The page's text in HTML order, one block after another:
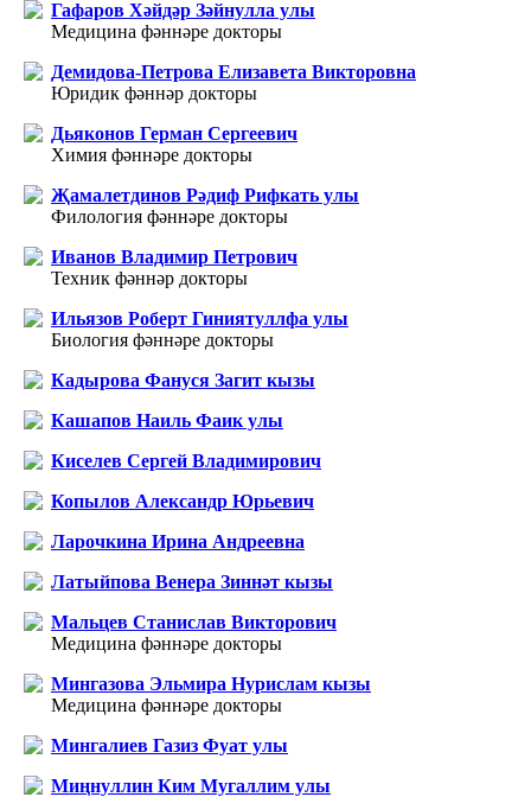
Гафаров Хәйдәр Зәйнулла улы
Медицина фәннәре докторы
Демидова-Петрова Елизавета Викторовна
Юридик фәннәр докторы
Дьяконов Герман Сергеевич
Химия фәннәре докторы
Җамалетдинов Рәдиф Рифкать улы
Филология фәннәре докторы
Иванов Владимир Петрович
Техник фәннәр докторы
Ильязов Роберт Гиниятуллфа улы
Биология фәннәре докторы
Кадырова Фануся Загит кызы
Кашапов Наиль Фаик улы
Киселев Сергей Владимирович
Копылов Александр Юрьевич
Ларочкина Ирина Андреевна
Латыйпова Венера Зиннәт кызы
Мальцев Станислав Викторович
Медицина фәннәре докторы
Мингазова Эльмира Нурислам кызы
Медицина фәннәре докторы
Мингалиев Газиз Фуат улы
Миңнуллин Ким Мугаллим улы